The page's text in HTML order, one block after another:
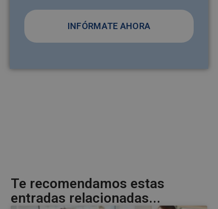
l
:
Te recomendamos estas
entradas relacionadas...